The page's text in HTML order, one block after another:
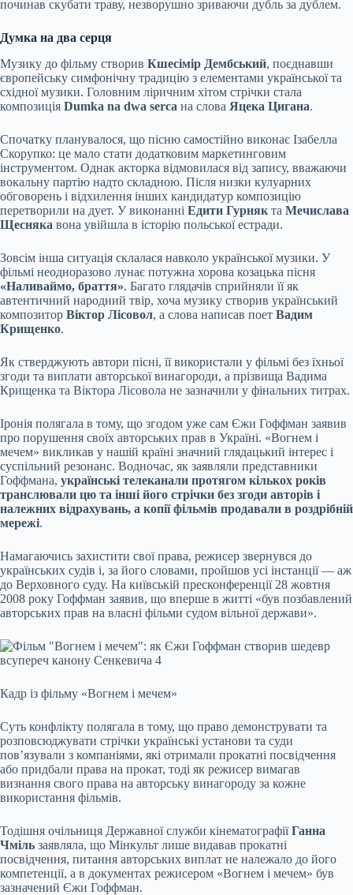
починав скубати траву, незворушно зриваючи дубль за дублем.
Думка на два серця
Музику до фільму створив Кшесімір Дембський, поєднавши
європейську симфонічну традицію з елементами української та
східної музики. Головним ліричним хітом стрічки стала
композиція Dumka na dwa serca на слова Яцека Цигана.
Спочатку планувалося, що пісню самостійно виконає Ізабелла
Скорупко: це мало стати додатковим маркетинговим
інструментом. Однак акторка відмовилася від запису, вважаючи
вокальну партію надто складною. Після низки кулуарних
обговорень і відхилення інших кандидатур композицію
перетворили на дует. У виконанні Едити Гурняк та Мечислава
Щесняка вона увійшла в історію польської естради.
Зовсім інша ситуація склалася навколо української музики. У
фільмі неодноразово лунає потужна хорова козацька пісня
«Наливаймо, браття». Багато глядачів сприйняли її як
автентичний народний твір, хоча музику створив український
композитор Віктор Лісовол, а слова написав поет Вадим
Крищенко.
Як стверджують автори пісні, її використали у фільмі без їхньої
згоди та виплати авторської винагороди, а прізвища Вадима
Крищенка та Віктора Лісовола не зазначили у фінальних титрах.
Іронія полягала в тому, що згодом уже сам Єжи Гоффман заявив
про порушення своїх авторських прав в Україні. «Вогнем і
мечем» викликав у нашій країні значний глядацький інтерес і
суспільний резонанс. Водночас, як заявляли представники
Гоффмана, українські телеканали протягом кількох років
транслювали цю та інші його стрічки без згоди авторів і
належних відрахувань, а копії фільмів продавали в роздрібній
мережі.
Намагаючись захистити свої права, режисер звернувся до
українських судів і, за його словами, пройшов усі інстанції — аж
до Верховного суду. На київській пресконференції 28 жовтня
2008 року Гоффман заявив, що вперше в житті «був позбавлений
авторських прав на власні фільми судом вільної держави».
Кадр із фільму «Вогнем і мечем»
Суть конфлікту полягала в тому, що право демонструвати та
розповсюджувати стрічки українські установи та суди
пов’язували з компаніями, які отримали прокатні посвідчення
або придбали права на прокат, тоді як режисер вимагав
визнання свого права на авторську винагороду за кожне
використання фільмів.
Тодішня очільниця Державної служби кінематографіїГанна
Чміль заявляла, що Мінкульт лише видавав прокатні
посвідчення, питання авторських виплат не належало до його
компетенції, а в документах режисером «Вогнем і мечем» був
зазначений Єжи Гоффман.